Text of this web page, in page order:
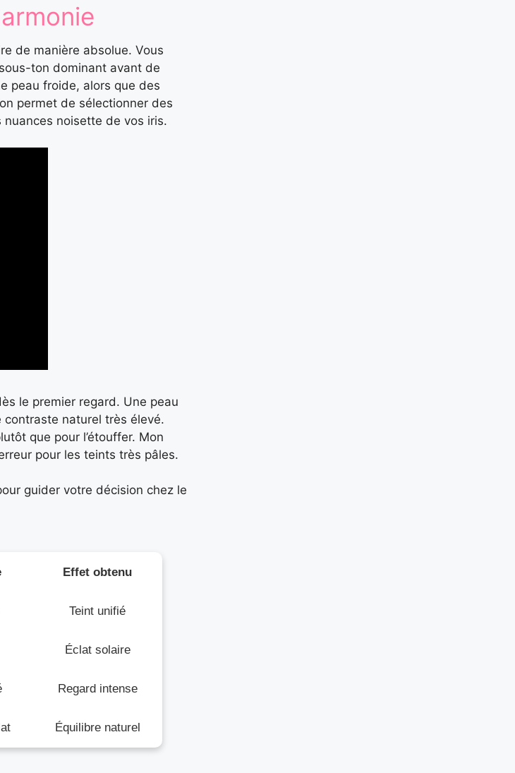
de manière absolue. Vous
ton dominant avant de
peau froide, alors que des
permet de sélectionner des
noisette de vos iris.
le premier regard. Une peau
naturel très élevé.
que pour l’étouffer. Mon
pour les teints très pâles.
guider votre décision chez le
Effet obtenu
Teint unifié
Éclat solaire
Regard intense
Équilibre naturel